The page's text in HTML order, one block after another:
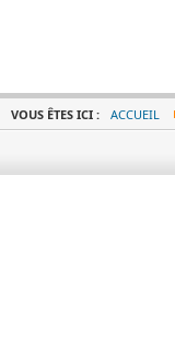
VOUS ÊTES ICI : ACCUEIL